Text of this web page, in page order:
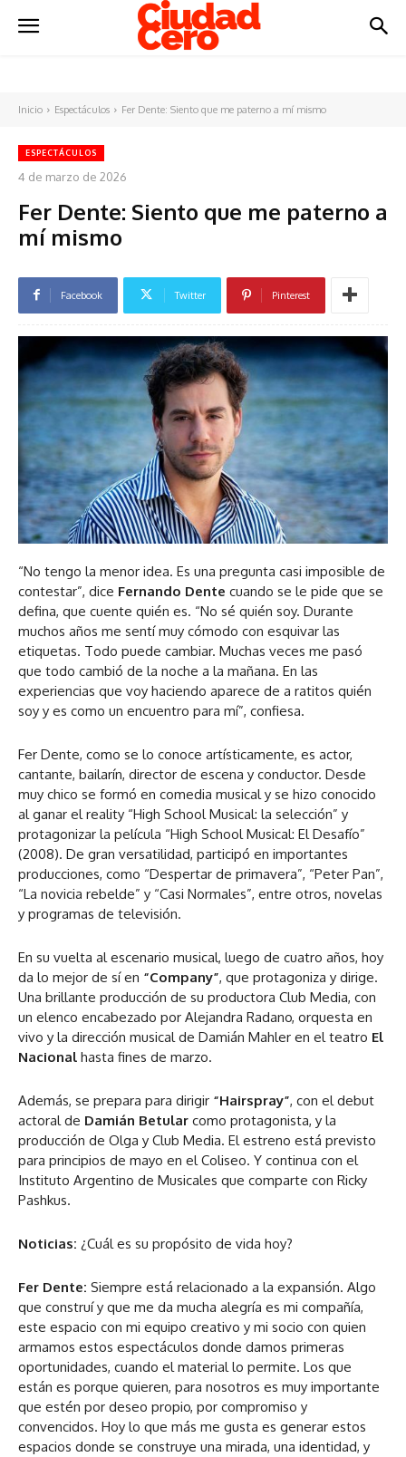
Inicio Espectáculos Fer Dente: Siento que me paterno a mí mismo
ESPECTÁCULOS
4 de marzo de 2026
Fer Dente: Siento que me paterno a
mí mismo
Facebook Twitter Pinterest
“No tengo la menor idea. Es una pregunta casi imposible de
contestar”, dice Fernando Dente cuando se le pide que se
defina, que cuente quién es. “No sé quién soy. Durante
muchos años me sentí muy cómodo con esquivar las
etiquetas. Todo puede cambiar. Muchas veces me pasó
que todo cambió de la noche a la mañana. En las
experiencias que voy haciendo aparece de a ratitos quién
soy y es como un encuentro para mí”, confiesa.
Fer Dente, como se lo conoce artísticamente, es actor,
cantante, bailarín, director de escena y conductor. Desde
muy chico se formó en comedia musical y se hizo conocido
al ganar el reality “High School Musical: la selección” y
protagonizar la película “High School Musical: El Desafío”
(2008). De gran versatilidad, participó en importantes
producciones, como “Despertar de primavera”, “Peter Pan”,
“La novicia rebelde” y “Casi Normales”, entre otros, novelas
y programas de televisión.
En su vuelta al escenario musical, luego de cuatro años, hoy
da lo mejor de sí en “Company”, que protagoniza y dirige.
Una brillante producción de su productora Club Media, con
un elenco encabezado por Alejandra Radano, orquesta en
vivo y la dirección musical de Damián Mahler en el teatro El
Nacional hasta fines de marzo.
Además, se prepara para dirigir “Hairspray”, con el debut
actoral de Damián Betular como protagonista, y la
producción de Olga y Club Media. El estreno está previsto
para principios de mayo en el Coliseo. Y continua con el
Instituto Argentino de Musicales que comparte con Ricky
Pashkus.
Noticias: ¿Cuál es su propósito de vida hoy?
Fer Dente: Siempre está relacionado a la expansión. Algo
que construí y que me da mucha alegría es mi compañía,
este espacio con mi equipo creativo y mi socio con quien
armamos estos espectáculos donde damos primeras
oportunidades, cuando el material lo permite. Los que
están es porque quieren, para nosotros es muy importante
que estén por deseo propio, por compromiso y
convencidos. Hoy lo que más me gusta es generar estos
espacios donde se construye una mirada, una identidad, y